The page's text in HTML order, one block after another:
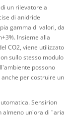
un rilevatore a
di anidride
gamma di valori, da
Insieme alla
CO2, viene utilizzato
sullo stesso modulo
possono
per costruire un
Sensirion
almeno un'ora di "aria